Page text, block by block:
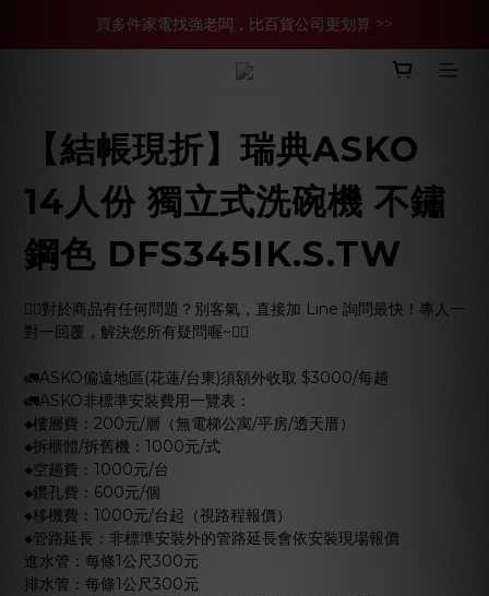
買多件家電找強老闆，比百貨公司更划算 >>
買多件家電找強老闆，比百貨公司更划算 >>
官網現金轉帳優惠 結帳輸【YHH02】再享2%優惠
【結帳現折】瑞典ASKO
14人份 獨立式洗碗機 不鏽
鋼色 DFS345IK.S.TW
🙋‍♀️對於商品有任何問題？別客氣，直接加 Line 詢問最快！專人一
對一回覆，解決您所有疑問喔~🙋‍♂️
🚛ASKO偏遠地區(花蓮/台東)須額外收取 $3000/每趟
🚛ASKO非標準安裝費用一覽表：
◆樓層費：200元/層（無電梯公寓/平房/透天厝）
◆拆櫃體/拆舊機：1000元/式
◆空趟費：1000元/台
◆鑽孔費：600元/個
◆移機費：1000元/台起（視路程報價）
◆管路延長：非標準安裝外的管路延長會依安裝現場報價
進水管：每條1公尺300元
排水管：每條1公尺300元